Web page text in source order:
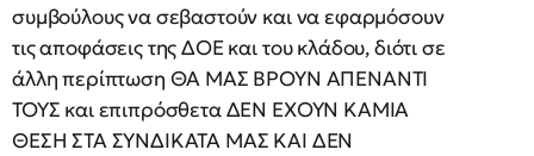
συμβούλους να σεβαστούν και να εφαρμόσουν
τις αποφάσεις της ΔΟΕ και του κλάδου, διότι σε
άλλη περίπτωση ΘΑ ΜΑΣ ΒΡΟΥΝ ΑΠΕΝΑΝΤΙ
ΤΟΥΣ και επιπρόσθετα ΔΕΝ ΕΧΟΥΝ ΚΑΜΙΑ
ΘΕΣΗ ΣΤΑ ΣΥΝΔΙΚΑΤΑ ΜΑΣ ΚΑΙ ΔΕΝ